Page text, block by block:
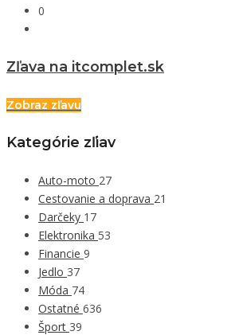
0
Zľava na itcomplet.sk
Zobraz zľavu
Kategórie zľiav
Auto-moto 27
Cestovanie a doprava 21
Darčeky 17
Elektronika 53
Financie 9
Jedlo 37
Móda 74
Ostatné 636
Šport 39